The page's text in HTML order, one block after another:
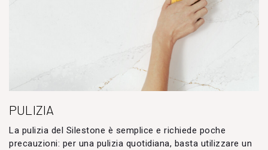
PULIZIA
La pulizia del Silestone è semplice e richiede poche
precauzioni: per una pulizia quotidiana, basta utilizzare un